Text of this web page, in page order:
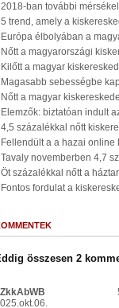
2018-ban további
5 trend, amely a
Európa élbolyában a
Nőtt a magyarországi
Kilőtt a magyar
Magasabb sebességbe
Nőtt a magyar
Elemzők: biztatóan indult
4,5 százalékkal nőtt
Fellendült a a hazai online
Tavaly novemberben 4,7
Öt százalékkal nőtt a
Fontos fordulat a